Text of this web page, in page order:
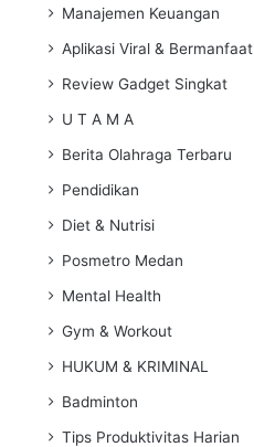
Manajemen Keuangan
Aplikasi Viral & Bermanfaat
Review Gadget Singkat
U T A M A
Berita Olahraga Terbaru
Pendidikan
Diet & Nutrisi
Posmetro Medan
Mental Health
Gym & Workout
HUKUM & KRIMINAL
Badminton
Tips Produktivitas Harian